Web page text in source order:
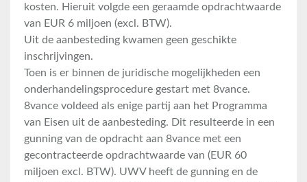
kosten. Hieruit volgde een geraamde opdrachtwaarde
van EUR 6 miljoen (excl. BTW).
Uit de aanbesteding kwamen geen geschikte
inschrijvingen.
Toen is er binnen de juridische mogelijkheden een
onderhandelingsprocedure gestart met 8vance.
8vance voldeed als enige partij aan het Programma
van Eisen uit de aanbesteding. Dit resulteerde in een
gunning van de opdracht aan 8vance met een
gecontracteerde opdrachtwaarde van (EUR 60
miljoen excl. BTW). UWV heeft de gunning en de